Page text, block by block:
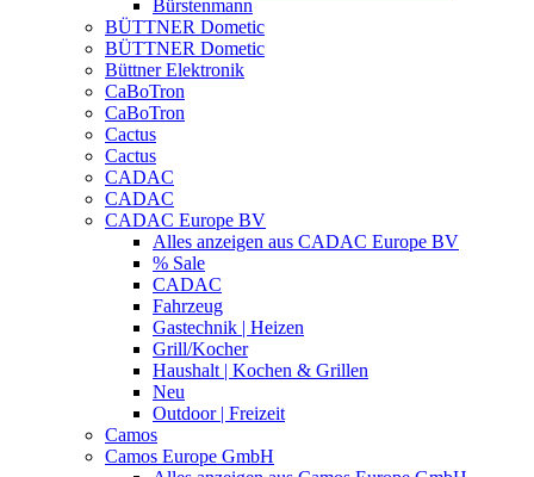
Bürstenmann
BÜTTNER Dometic
BÜTTNER Dometic
Büttner Elektronik
CaBoTron
CaBoTron
Cactus
Cactus
CADAC
CADAC
CADAC Europe BV
Alles anzeigen aus CADAC Europe BV
% Sale
CADAC
Fahrzeug
Gastechnik | Heizen
Grill/Kocher
Haushalt | Kochen & Grillen
Neu
Outdoor | Freizeit
Camos
Camos Europe GmbH